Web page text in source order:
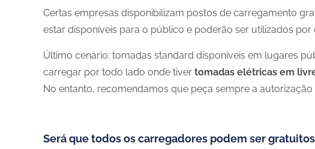
Certas empresas disponibilizam postos de carregamento
estar disponíveis para o público e poderão ser utilizados
Último cenário: tomadas standard disponíveis em lugares
carregar por todo lado onde tiver tomadas elétricas em
No entanto, recomendamos que peça sempre a autorização
Será que todos os carregadores podem ser